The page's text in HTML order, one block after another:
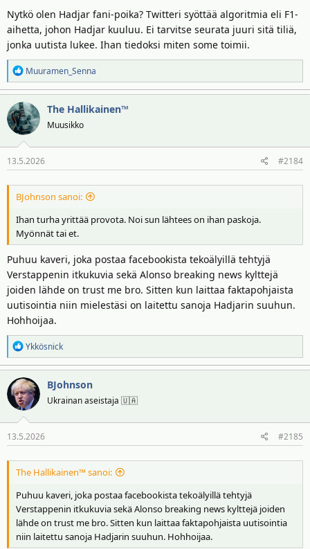
Nytkö olen Hadjar fani-poika? Twitteri syöttää algoritmia eli F1-
aihetta, johon Hadjar kuuluu. Ei tarvitse seurata juuri sitä tiliä,
jonka uutista lukee. Ihan tiedoksi miten some toimii.
R
e
a
k
t
i
o
t
Muuramen_Senna
The Hallikainen™
Muusikko
13.5.2026 #2184
BJohnson sanoi:
Ihan turha yrittää provota. Noi sun lähtees on ihan paskoja.
Myönnät tai et.
Puhuu kaveri, joka postaa facebookista tekoälyillä tehtyjä
Verstappenin itkukuvia sekä Alonso breaking news kylttejä
joiden lähde on trust me bro. Sitten kun laittaa faktapohjaista
uutisointia niin mielestäsi on laitettu sanoja Hadjarin suuhun.
Hohhoijaa.
R
e
a
k
t
i
o
t
Ykkösnick
BJohnson
Ukrainan aseistaja 🇺🇦
13.5.2026 #2185
The Hallikainen™ sanoi:
Puhuu kaveri, joka postaa facebookista tekoälyillä tehtyjä
Verstappenin itkukuvia sekä Alonso breaking news kylttejä joiden
lähde on trust me bro. Sitten kun laittaa faktapohjaista uutisointia
niin laitettu sanoja Hadjarin suuhun. Hohhoijaa.